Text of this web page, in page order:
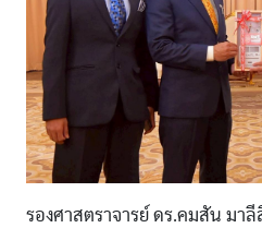
รองศาสตราจารย์ ดร.คมสัน มา